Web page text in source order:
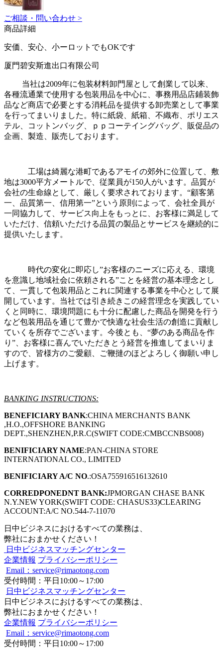
ご相談・問い合わせ >
商品詳細
安価、安心、小ーロットでもOKです
厦門碧安斯進出口有限公司
当社は2009年に包装材料卸門屋として創業して以来、
各種流通業で使用する包装用品を中心に、事務用品店鋪装飾
品など商店で必要とする消耗品を提供する卸売業として事業
を行ってまいりました。特に紙袋、紙箱、不織布、ポリエス
テル、コットンバッグ、ｐｐコーテイングバッグ、販促品の
企画、製造、販売しております。
工場は綺麗な港町であるアモイの郊外に位置して、敷
地は3000平方メートルで、従業員が150人がいます。品質が
会社の生命線として、厳しく要求されております。“顧客第
一、品質第一、信用第一”という原則によって、会社全員が
一同協力して、サービス向上をもっとに、お客様に満足して
いただけ、信頼いただける品質の製品とサービスを継続的に
提供いたします。
時代の変化に即応し”お客様のニーズに応える、環境
を意識し地域社会に依頼される”ことを経営の基本理念とし
て、一貫して包装用品とこれに関連する事業を中心として展
開しています。当社では引き続きこの経営理念を実践してい
くと同時に、環境問題にも十分に配慮した商品を開発を行う
など包装用品を通じて豊かで快適な社会生活の創造に貢献し
ていくを所存でございます。今後とも、“夢のある商品を作
り”、お客様に喜んでいただきとう経営を推進してまいりま
すので、皆様方のご愛顧、ご鞭撻のほどよろしく御願い申し
上げます。
BANKING INSTRUCTIONS:
BENEFICIARY BANK:CHINA MERCHANTS BANK
,H.O.,OFFSHORE BANKING
DEPT.,SHENZHEN,P.R.C(SWIFT CODE:CMBCCNBS008)
BENIFICIARY NAME:PAN-CHINA STORE
INTERNATIONAL CO., LIMITED
BENIFICIARY A/C NO.:OSA755916516132610
CORREDPONEDNT BANK:JPMORGAN CHASE BANK
N.Y.NEW YORK(SWIFT CODE: CHASUS33)CLEARING
ACCOUNT:A/C NO.544-7-11070
日中ビジネスにおけるすべての業務は、
弊社におまかせください！
日中ビジネスマッチングセンター
企業情報 プライバシーポリシー
Email：service@rimaotong.com
受付時間：平日10:00～17:00
日中ビジネスマッチングセンター
日中ビジネスにおけるすべての業務は、
弊社におまかせください！
企業情報 プライバシーポリシー
Email：service@rimaotong.com
受付時間：平日10:00～17:00